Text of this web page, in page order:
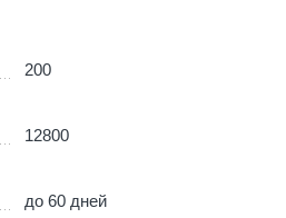
200
12800
до 60 дней